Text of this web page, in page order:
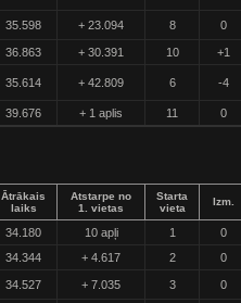
35.598 + 23.094 8 0
36.863 + 30.391 10 +1
35.614 + 42.809 6 -4
39.676 + 1 aplis 11 0
Ātrākais
laiks
Atstarpe no
1. vietas
Starta
vieta
Izm.
34.180 10 apļi 1
0
34.344 + 4.617 2 0
34.527 + 7.035 3 0